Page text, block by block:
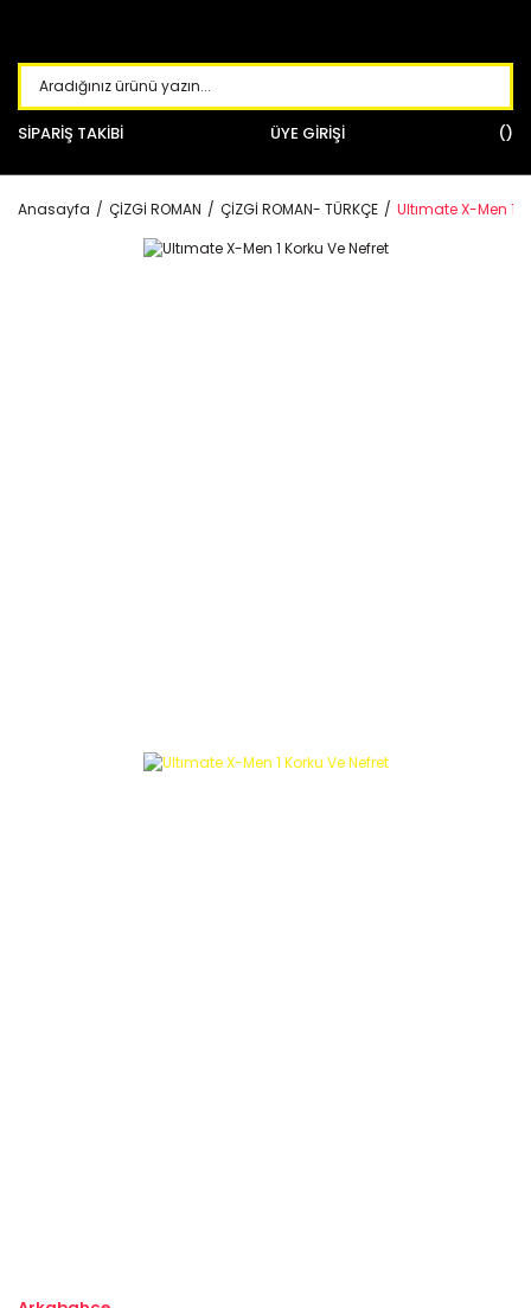
SİPARİŞ TAKİBİ ÜYE GİRİŞİ
Anasayfa ÇİZGİ ROMAN ÇİZGİ ROMAN- TÜRKÇE Ultımate X-Men 1